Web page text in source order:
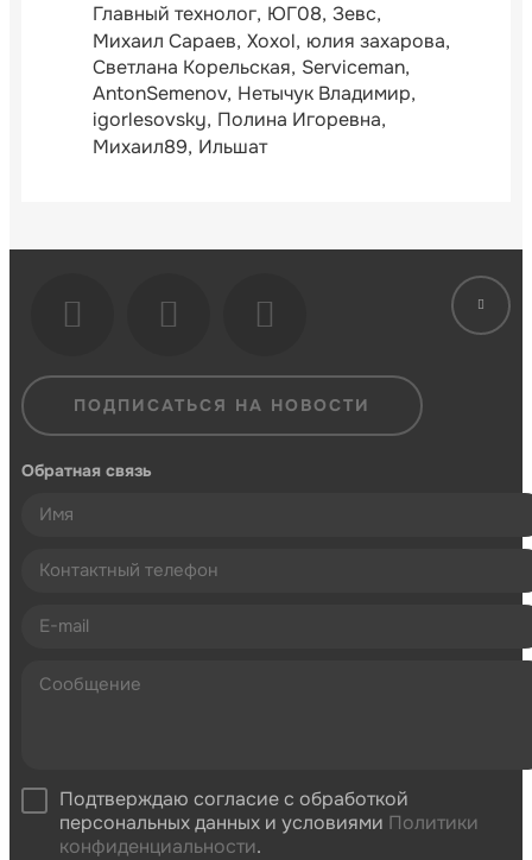
Главный технолог ЮГ08 Зевс
Михаил Сараев Xoxol юлия захарова
Светлана Корельская Serviceman
AntonSemenov Нетычук Владимир
igorlesovsky Полина Игоревна
Михаил89 Ильшат
ПОДПИСАТЬСЯ НА НОВОСТИ
Обратная связь
Подтверждаю согласие с обработкой
персональных данных и условиями Политики
конфиденциальности.